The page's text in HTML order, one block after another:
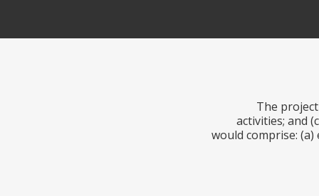
The
activities; and
would comprise: